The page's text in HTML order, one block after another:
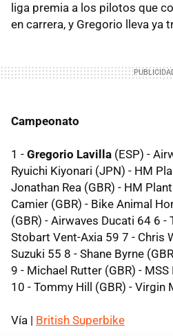
liga premia a los pilotos que
en carrera, y Gregorio lleva ya
Campeonato
1 - Gregorio Lavilla (ESP) -
Ryuichi Kiyonari (JPN) - HM
Jonathan Rea (GBR) - HM
Camier (GBR) - Bike Animal
(GBR) - Airwaves Ducati 64 6 -
Stobart Vent-Axia 59 7 - Chris
Suzuki 55 8 - Shane Byrne
9 - Michael Rutter (GBR) -
10 - Tommy Hill (GBR) - Virgin
Vía | British Superbike